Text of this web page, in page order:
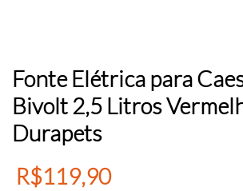
Fonte Elétrica para
Bivolt 2,5 Litros
Durapets
R$119,90